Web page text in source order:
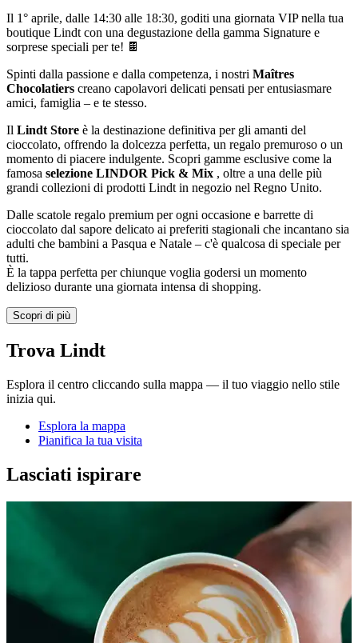
Il 1° aprile, dalle 14:30 alle 18:30, goditi una giornata VIP nella tua
boutique Lindt con una degustazione della gamma Signature e
sorprese speciali per te! 🍫
Spinti dalla passione e dalla competenza, i nostri Maîtres
Chocolatiers creano capolavori delicati pensati per entusiasmare
amici, famiglia – e te stesso.
Il Lindt Store è la destinazione definitiva per gli amanti del
cioccolato, offrendo la dolcezza perfetta, un regalo premuroso o un
momento di piacere indulgente. Scopri gamme esclusive come la
famosa selezione LINDOR Pick & Mix , oltre a una delle più
grandi collezioni di prodotti Lindt in negozio nel Regno Unito.
Dalle scatole regalo premium per ogni occasione e barrette di
cioccolato dal sapore delicato ai preferiti stagionali che incantano sia
adulti che bambini a Pasqua e Natale – c'è qualcosa di speciale per
tutti.
È la tappa perfetta per chiunque voglia godersi un momento
delizioso durante una giornata intensa di shopping.
Scopri di più
Trova Lindt
Esplora il centro cliccando sulla mappa — il tuo viaggio nello stile
inizia qui.
Esplora la mappa
Pianifica la tua visita
Lasciati ispirare